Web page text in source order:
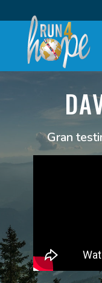
Gran